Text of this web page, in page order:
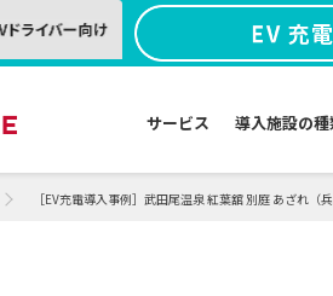
サービス 導入施設の
［EV充電導入事例］武田尾温泉 紅葉舘 別庭 あざれ（兵